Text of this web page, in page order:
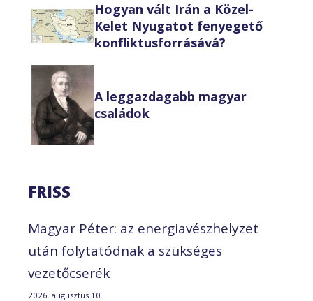
Hogyan vált Irán a Közel-
Kelet Nyugatot fenyegető
konfliktusforrásává?
A leggazdagabb magyar
családok
FRISS
Magyar Péter: az energiavészhelyzet
után folytatódnak a szükséges
vezetőcserék
2026. augusztus 10.